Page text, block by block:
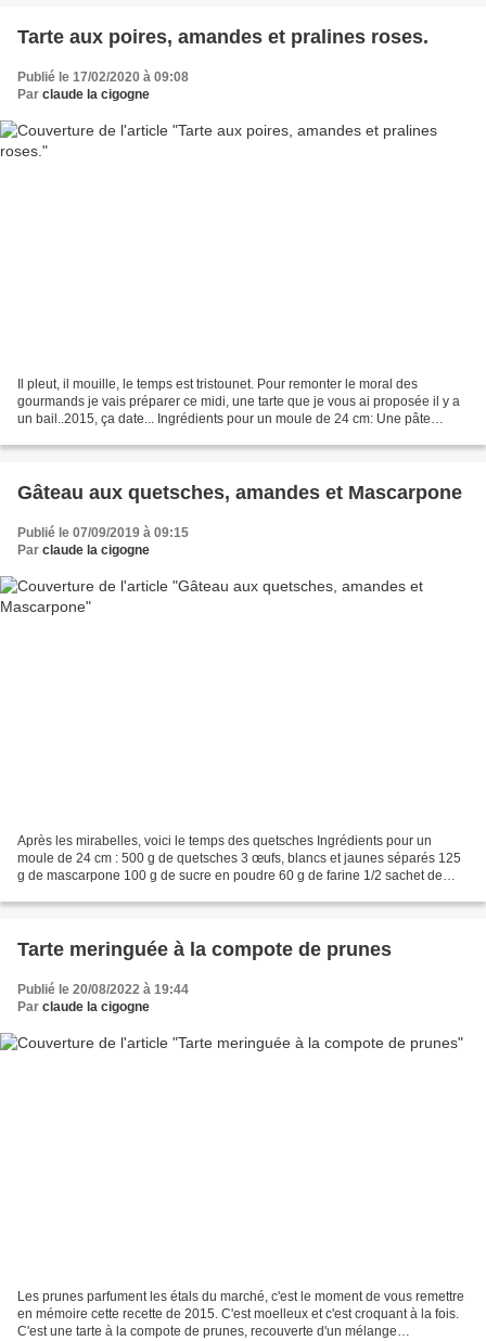
Tarte aux poires, amandes et pralines roses.
Publié le 17/02/2020 à 09:08
Par claude la cigogne
Il pleut, il mouille, le temps est tristounet. Pour remonter le moral des
gourmands je vais préparer ce midi, une tarte que je vous ai proposée il y a
un bail..2015, ça date... Ingrédients pour un moule de 24 cm: Une pâte
Gâteau aux quetsches, amandes et Mascarpone
Publié le 07/09/2019 à 09:15
Par claude la cigogne
Après les mirabelles, voici le temps des quetsches Ingrédients pour un
moule de 24 cm : 500 g de quetsches 3 œufs, blancs et jaunes séparés 125
g de mascarpone 100 g de sucre en poudre 60 g de farine 1/2 sachet de
Tarte meringuée à la compote de prunes
Publié le 20/08/2022 à 19:44
Par claude la cigogne
Les prunes parfument les étals du marché, c'est le moment de vous remettre
en mémoire cette recette de 2015. C'est moelleux et c'est croquant à la fois.
C'est une tarte à la compote de prunes, recouverte d'un mélange